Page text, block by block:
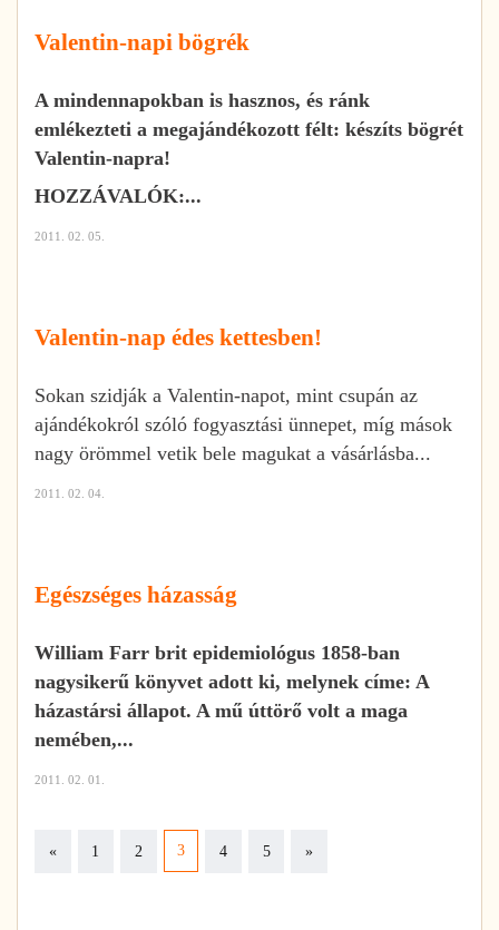
Valentin-napi bögrék
A mindennapokban is hasznos, és ránk
emlékezteti a megajándékozott félt: készíts bögrét
Valentin-napra!
HOZZÁVALÓK:...
2011. 02. 05.
Valentin-nap édes kettesben!
Sokan szidják a Valentin-napot, mint csupán az
ajándékokról szóló fogyasztási ünnepet, míg mások
nagy örömmel vetik bele magukat a vásárlásba...
2011. 02. 04.
Egészséges házasság
William Farr brit epidemiológus 1858-ban
nagysikerű könyvet adott ki, melynek címe: A
házastársi állapot. A mű úttörő volt a maga
nemében,...
2011. 02. 01.
«Previous
1 2 3 4 5 »Next